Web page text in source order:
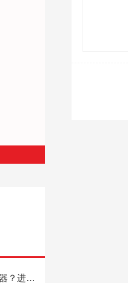
还不会使用数字水听器？进来看